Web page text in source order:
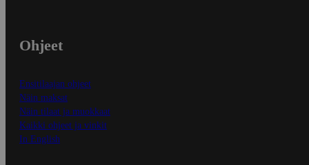
Ohjeet
Ensitilaajan ohjeet
Näin maksat
Näin tilaat ja muokkaat
Kaikki ohjeet ja vinkit
In English